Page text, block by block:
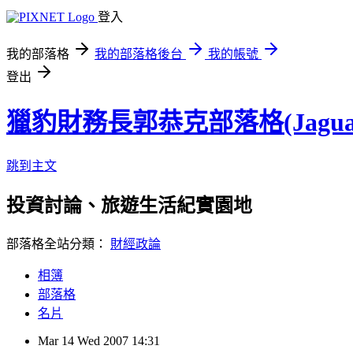
登入
我的部落格 我的部落格後台
我的帳號
登出
獵豹財務長郭恭克部落格
跳到主文
投資討論、旅遊生活紀實園地
部落格全站分類： 財經政論
相簿
部落格
名片
Mar 14 Wed 2007 14:31